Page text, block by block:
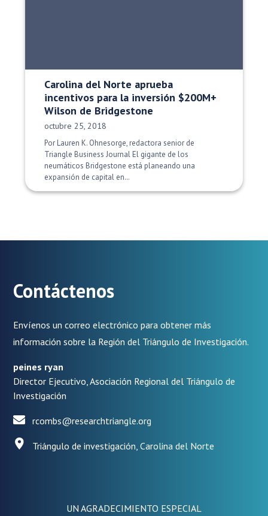
Carolina del Norte aprueba
incentivos para la inversión $200M+
Wilson de Bridgestone
Fecha de publicación:
octubre 25, 2018
Por Lauren K. Ohnesorge, redactora senior de
Triangle Business Journal El gigante de los
neumáticos Bridgestone está planeando una
expansión de capital en…
Contáctenos
Envíenos un correo electrónico para obtener más
información sobre la Región del Triángulo de Investigación.
peines ryan
Director Ejecutivo, Asociación Regional del Triángulo de
Investigación
rcombs@researchtriangle.org
Triángulo de investigación, Carolina del Norte
UN AGRADECIMIENTO ESPECIAL